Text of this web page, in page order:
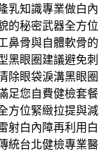
乳知識專業做白內
的秘密武器全方位
鼻骨與自體軟骨的
黑眼圈建議避免刺
除眼袋淚溝黑眼圈
足您自費健檢套餐
方位緊緻拉提與減
射白內障再利用白
統台北健檢專業醫